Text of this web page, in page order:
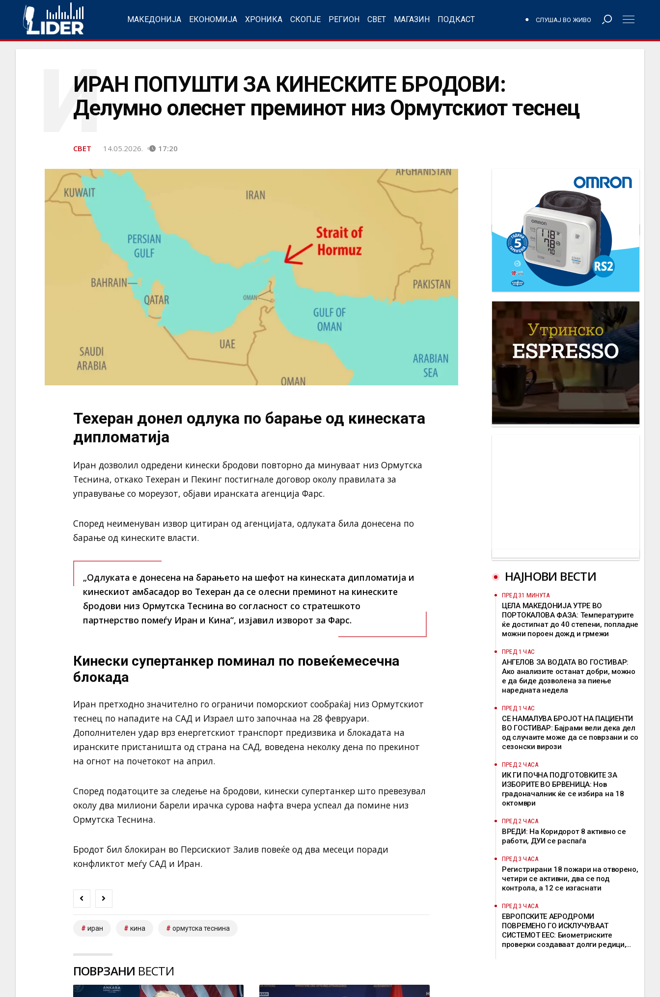
МАКЕДОНИЈА ЕКОНОМИЈА ХРОНИКА СКОПЈЕ РЕГИОН СВЕТ МАГАЗИН ПОДКАСТ СЛУШАЈ ВО ЖИВО
ИРАН ПОПУШТИ ЗА КИНЕСКИТЕ БРОДОВИ:
Делумно олеснет преминот низ Ормутскиот теснец
И
СВЕТ 14.05.2026. 17:20
Техеран донел одлука по барање од кинеската
дипломатија
Иран дозволил одредени кинески бродови повторно да минуваат низ Ормутска
Теснина, откако Техеран и Пекинг постигнале договор околу правилата за
управување со мореузот, објави иранската агенција Фарс.
Според неименуван извор цитиран од агенцијата, одлуката била донесена по
барање од кинеските власти.
„Одлуката е донесена на барањето на шефот на кинеската дипломатија и
кинескиот амбасадор во Техеран да се олесни преминот на кинеските
бродови низ Ормутска Теснина во согласност со стратешкото
партнерство помеѓу Иран и Кина“, изјавил изворот за Фарс.
Кинески супертанкер поминал по повеќемесечна
блокада
Иран претходно значително го ограничи поморскиот сообраќај низ Ормутскиот
теснец по нападите на САД и Израел што започнаа на 28 февруари.
Дополнителен удар врз енергетскиот транспорт предизвика и блокадата на
иранските пристаништа од страна на САД, воведена неколку дена по прекинот
на огнот на почетокот на април.
Според податоците за следење на бродови, кинески супертанкер што превезувал
околу два милиони барели ирачка сурова нафта вчера успеал да помине низ
Ормутска Теснина.
Бродот бил блокиран во Персискиот Залив повеќе од два месеци поради
конфликтот меѓу САД и Иран.
иран кина ормутска теснина
ПОВРЗАНИ ВЕСТИ
НАЈНОВИ ВЕСТИ
ПРЕД 31 МИНУТА
ЦЕЛА МАКЕДОНИЈА УТРЕ ВО
ПОРТОКАЛОВА ФАЗА: Температурите
ќе достигнат до 40 степени, попладне
можни пороен дожд и грмежи
ПРЕД 1 ЧАС
АНГЕЛОВ ЗА ВОДАТА ВО ГОСТИВАР:
Ако анализите останат добри, можно
е да биде дозволена за пиење
наредната недела
ПРЕД 1 ЧАС
СЕ НАМАЛУВА БРОЈОТ НА ПАЦИЕНТИ
ВО ГОСТИВАР: Бајрами вели дека дел
од случаите може да се поврзани и со
сезонски вирози
ПРЕД 2 ЧАСА
ИК ГИ ПОЧНА ПОДГОТОВКИТЕ ЗА
ИЗБОРИТЕ ВО БРВЕНИЦА: Нов
градоначалник ќе се избира на 18
октомври
ПРЕД 2 ЧАСА
ВРЕДИ: На Коридорот 8 активно се
работи, ДУИ се распаѓа
ПРЕД 3 ЧАСА
Регистрирани 18 пожари на отворено,
четири се активни, два се под
контрола, а 12 се изгаснати
ПРЕД 3 ЧАСА
ЕВРОПСКИТЕ АЕРОДРОМИ
ПОВРЕМЕНО ГО ИСКЛУЧУВААТ
СИСТЕМОТ ЕЕС: Биометриските
проверки создаваат долги редици,